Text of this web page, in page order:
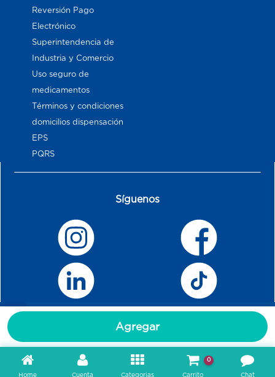
Agregar
Reversión Pago
Electrónico
Superintendencia de
Industria y Comercio
Uso seguro de
medicamentos
Términos y condiciones
domicilios dispensación
EPS
PQRS
Síguenos
Home Cuenta Categorias
0
Carrito Chat